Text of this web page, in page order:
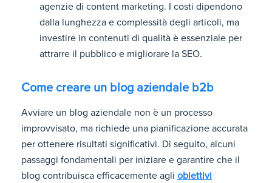
agenzie di content marketing. I costi dipendono
dalla lunghezza e complessità degli articoli, ma
investire in contenuti di qualità è essenziale per
attrarre il pubblico e migliorare la SEO.
Come creare un blog aziendale b2b
Avviare un blog aziendale non è un processo
improvvisato, ma richiede una pianificazione accurata
per ottenere risultati significativi. Di seguito, alcuni
passaggi fondamentali per iniziare e garantire che il
blog contribuisca efficacemente agli obiettivi